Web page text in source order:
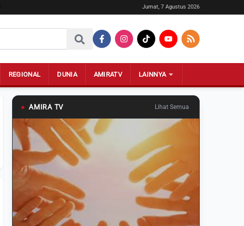
Jumat, 7 Agustus 2026
REGIONAL DUNIA AMIRATV LAINNYA
● AMIRA TV Lihat Semua